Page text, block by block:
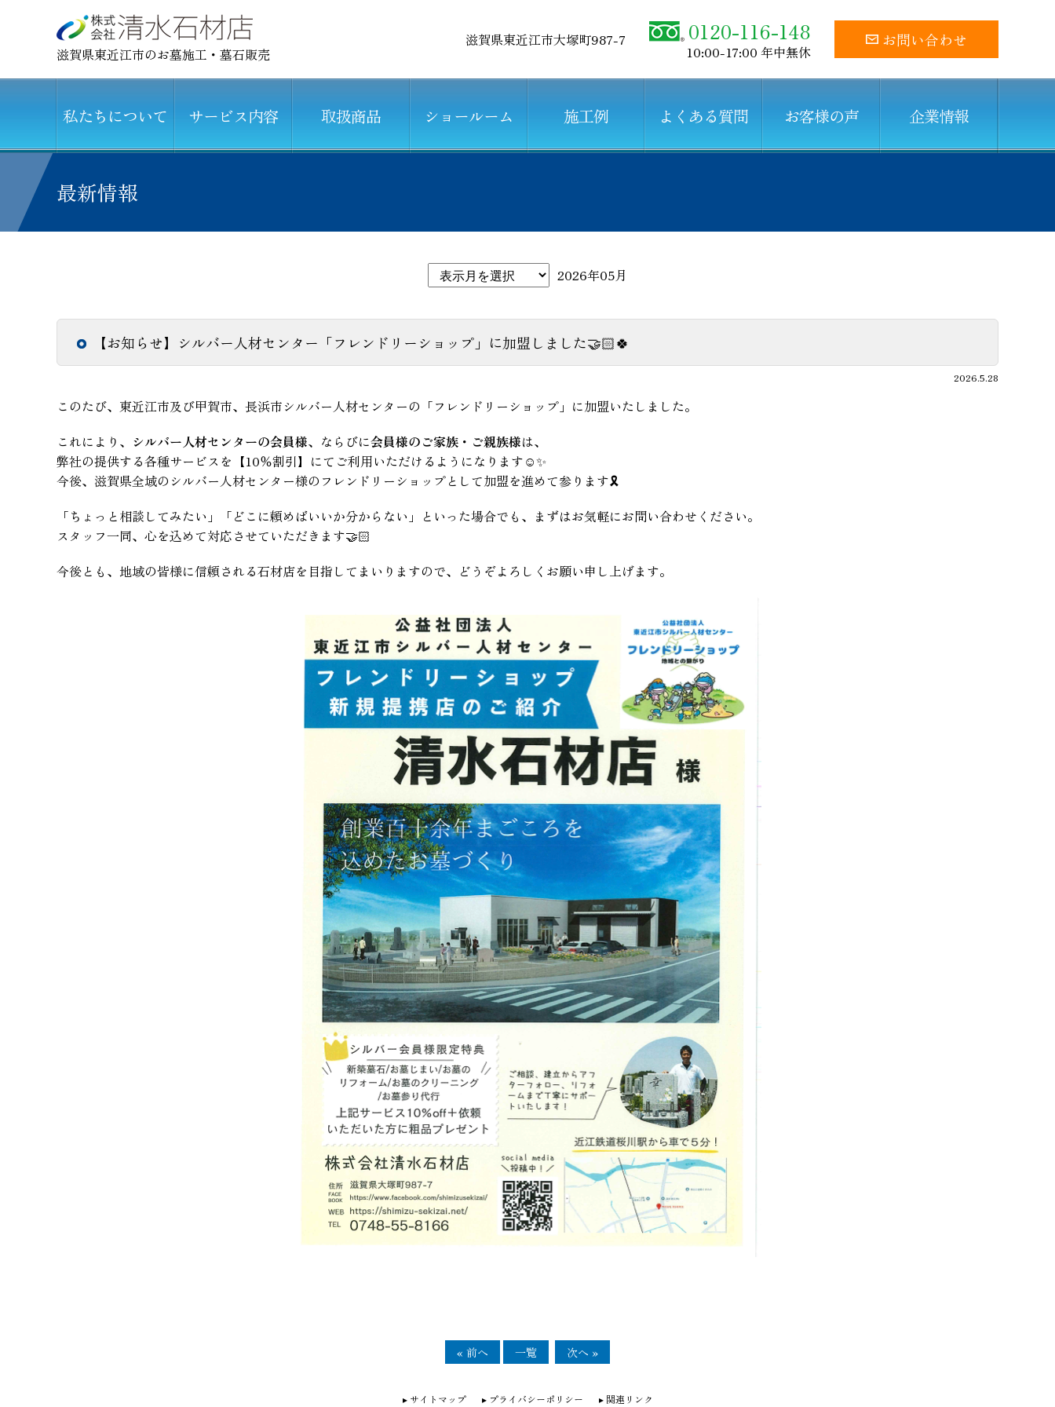
滋賀県東近江市のお墓施工・墓石販売
滋賀県東近江市大塚町987-7 0120-116-148
10:00-17:00 年中無休
お問い合わせ
私たちについて サービス内容 取扱商品 ショールーム 施工例 よくある質問 お客様の声 企業情報
最新情報
2026年05月
【お知らせ】シルバー人材センター「フレンドリーショップ」に加盟しました🤝🏻🍀
2026.5.28
このたび、東近江市及び甲賀市、長浜市シルバー人材センターの「フレンドリーショップ」に加盟いたしました。
これにより、 シルバー人材センターの会員様、ならびに会員様のご家族・ご親族様は、
弊社の提供する各種サービスを【10％割引】にてご利用いただけるようになります☺️✨
今後、滋賀県全域のシルバー人材センター様のフレンドリーショップとして加盟を進めて参ります🎗️
「ちょっと相談してみたい」「どこに頼めばいいか分からない」といった場合でも、まずはお気軽にお問い合わせください。
スタッフ一同、心を込めて対応させていただきます🤝🏻
今後とも、地域の皆様に信頼される石材店を目指してまいりますので、どうぞよろしくお願い申し上げます。
« 前へ 一覧 次へ »
サイトマップ プライバシーポリシー 関連リンク